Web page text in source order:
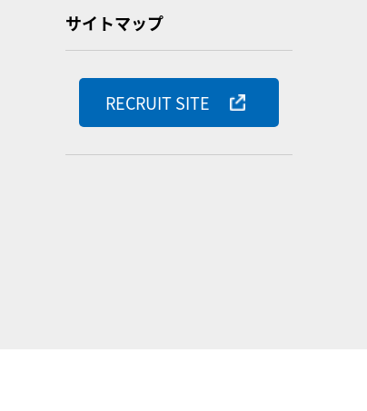
サイトマップ
RECRUIT SITE